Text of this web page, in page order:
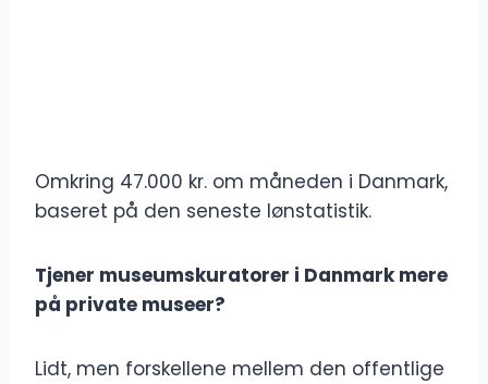
Omkring 47.000 kr. om måneden i Danmark,
baseret på den seneste lønstatistik.
Tjener museumskuratorer i Danmark mere
på private museer?
Lidt, men forskellene mellem den offentlige